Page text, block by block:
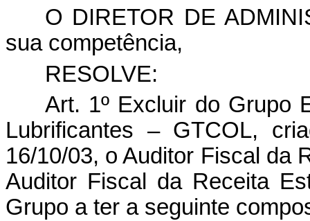
O DIRETOR DE
sua competência,
RESOLVE:
Art. 1º Excluir do Grupo
Lubrificantes – GTCOL,
16/10/03, o Auditor Fiscal da
Auditor Fiscal da Receita
Grupo a ter a seguinte